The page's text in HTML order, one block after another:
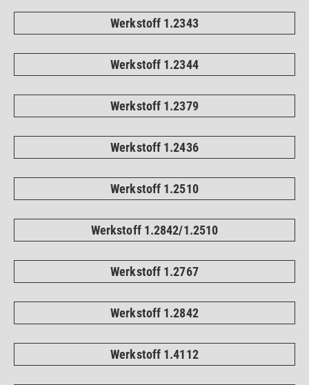
Werkstoff 1.2343
Werkstoff 1.2344
Werkstoff 1.2379
Werkstoff 1.2436
Werkstoff 1.2510
Werkstoff 1.2842/1.2510
Werkstoff 1.2767
Werkstoff 1.2842
Werkstoff 1.4112